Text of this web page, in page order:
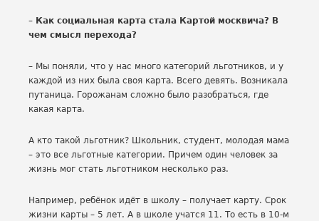
– Как социальная карта стала Картой москвича? В
чем смысл перехода?
– Мы поняли, что у нас много категорий льготников, и у
каждой из них была своя карта. Всего девять. Возникала
путаница. Горожанам сложно было разобраться, где
какая карта.
А кто такой льготник? Школьник, студент, молодая мама
– это все льготные категории. Причем один человек за
жизнь мог стать льготником несколько раз.
Например, ребёнок идёт в школу – получает карту. Срок
жизни карты – 5 лет. А в школе учатся 11. То есть в 10-м